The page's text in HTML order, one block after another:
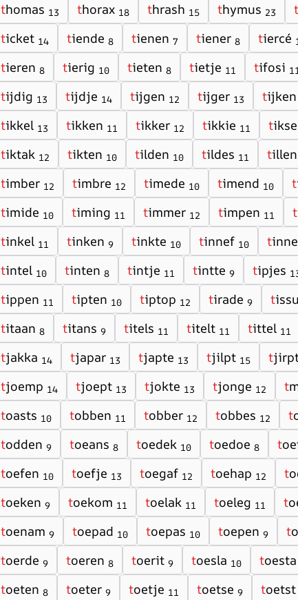
thomas 13 thorax 18 thrash 15 thymus 23 t
ticket 14 tiende 8 tienen 7 tiener 8 tiercé
tieren 8 tierig 10 tieten 8 tietje 11 tifosi
tijdig 13 tijdje 14 tijgen 12 tijger 13 tijken
tikkel 13 tikken 11 tikker 12 tikkie 11 t
tiktak 12 tikten 10 tilden 10 tildes 11 tillen
timber 12 timbre 12 timede 10 timend 10 t
timide 10 timing 11 timmer 12 timpen 11 t
tinkel 11 tinken 9 tinkte 10 tinnef 10 t
tintel 10 tinten 8 tintje 11 tintte 9 tipjes
tippen 11 tipten 10 tiptop 12 tirade 9 t
titaan 8 titans 9 titels 11 titelt 11 tittel 11
tjakka 14 tjapar 13 tjapte 13 tjilpt 15 t
tjoemp 14 tjoept 13 tjokte 13 tjonge 12 t
toasts 10 tobben 11 tobber 12 tobbes 12 t
todden 9 toeans 8 toedek 10 toedoe 8 t
toefen 10 toefje 13 toegaf 12 toehap 12 t
toeken 9 toekom 11 toelak 11 toeleg 11 t
toenam 9 toepad 10 toepas 10 toepen 9 t
toerde 9 toeren 8 toerit 9 toesla 10 toesta
toeten 8 toeter 9 toetje 11 toetse 9 toetst